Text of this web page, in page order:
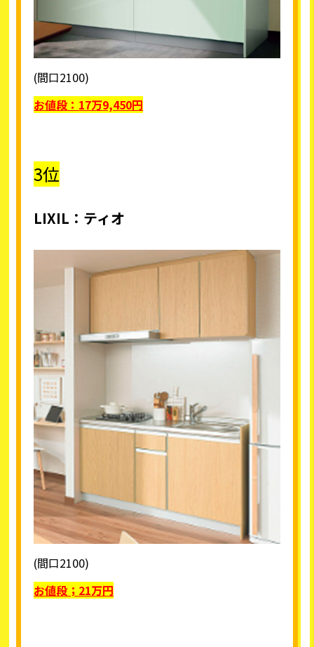
(間口2100)
お値段： 17万9,450円
3位
LIXIL ：ティオ
(間口2100)
お値段； 21万円